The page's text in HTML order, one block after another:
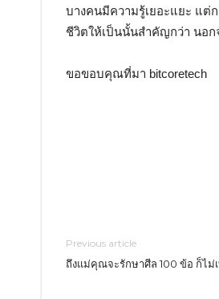
บางคนมีความรู้เยอะแยะ แต่
ชีวิตให้เป็นนั้นสำคัญกว่า นอ
ขอขอบคุณที่มา bitcoretech
Previous article
ถึงแม่คุณจะรักษาศีล 100 ข้อ ก็ไม่